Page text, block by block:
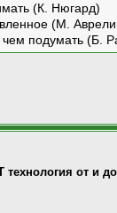
(К. Нюгард)
(М.
подумать (Б.
технология от и до